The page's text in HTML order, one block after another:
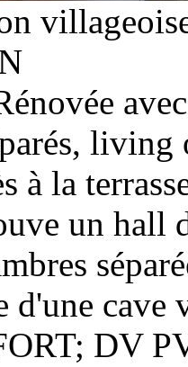
à la
un hall
d'une cave
DV